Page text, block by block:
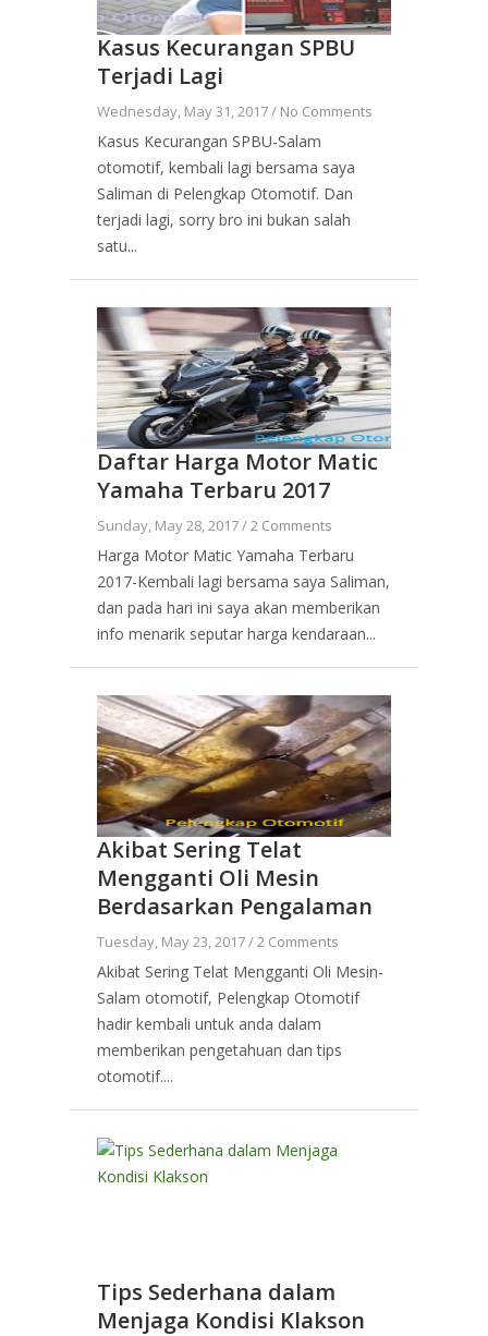
Kasus Kecurangan SPBU
Terjadi Lagi
Wednesday, May 31, 2017 / No Comments
Kasus Kecurangan SPBU-Salam
otomotif, kembali lagi bersama saya
Saliman di Pelengkap Otomotif. Dan
terjadi lagi, sorry bro ini bukan salah
satu...
Daftar Harga Motor Matic
Yamaha Terbaru 2017
Sunday, May 28, 2017 /2 Comments
Harga Motor Matic Yamaha Terbaru
2017-Kembali lagi bersama saya Saliman,
dan pada hari ini saya akan memberikan
info menarik seputar harga kendaraan...
Akibat Sering Telat
Mengganti Oli Mesin
Berdasarkan Pengalaman
Tuesday, May 23, 2017 /2 Comments
Akibat Sering Telat Mengganti Oli Mesin-
Salam otomotif, Pelengkap Otomotif
hadir kembali untuk anda dalam
memberikan pengetahuan dan tips
otomotif....
Tips Sederhana dalam
Menjaga Kondisi Klakson